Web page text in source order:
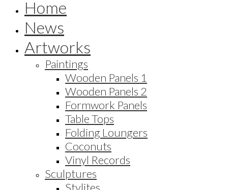
Home
News
Artworks
Paintings
Wooden Panels 1
Wooden Panels 2
Formwork Panels
Table Tops
Folding Loungers
Coconuts
Vinyl Records
Sculptures
Stylites